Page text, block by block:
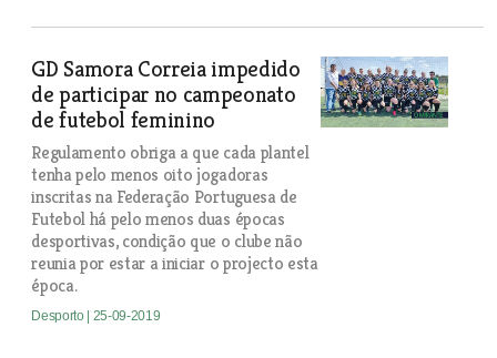
GD Samora Correia impedido
de participar no campeonato
de futebol feminino
Regulamento obriga a que cada plantel
tenha pelo menos oito jogadoras
inscritas na Federação Portuguesa de
Futebol há pelo menos duas épocas
desportivas, condição que o clube não
reunia por estar a iniciar o projecto esta
época.
Desporto | 25-09-2019